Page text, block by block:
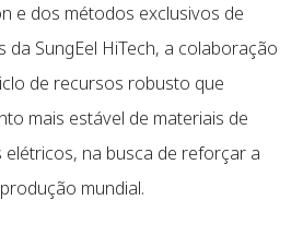
e dos métodos exclusivos de
da SungEel HiTech, a colaboração
de recursos robusto que
mais estável de materiais de
na busca de reforçar a
mundial.